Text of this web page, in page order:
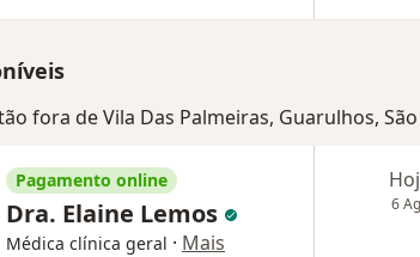
fora de Vila Das Palmeiras, Guarulhos,
Pagamento online
Dra. Elaine Lemos
Médica clínica geral · Mais
6